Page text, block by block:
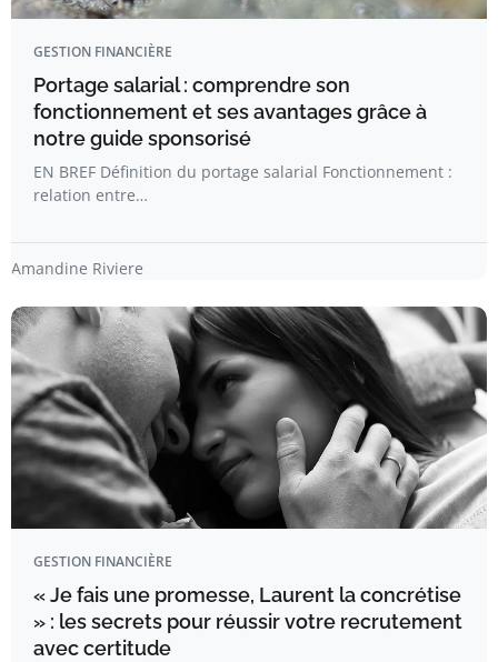
GESTION FINANCIÈRE
Portage salarial : comprendre son
fonctionnement et ses avantages grâce à
notre guide sponsorisé
EN BREF Définition du portage salarial Fonctionnement :
relation entre…
Amandine Riviere
GESTION FINANCIÈRE
« Je fais une promesse, Laurent la concrétise
» : les secrets pour réussir votre recrutement
avec certitude